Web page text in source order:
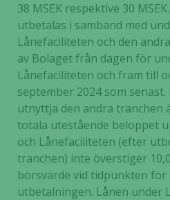
38 MSEK respektive 30
utbetalas i samband med
Lånefaciliteten och den
av Bolaget från dagen för
Lånefaciliteten och fram till
september 2024 som
utnyttja den andra tranchen
totala utestående beloppet
och Lånefaciliteten (efter
tranchen) inte överstiger
börsvärde vid tidpunkten för
utbetalningen. Lånen under